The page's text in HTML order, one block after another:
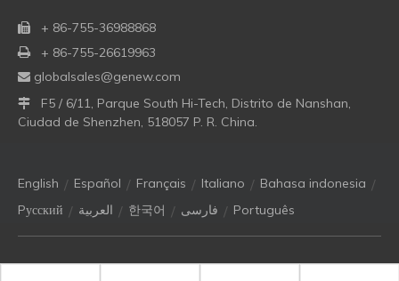
 + 86-755-36988868
 + 86-755-26619963
 globalsales@genew.com
 F5 / 6/11, Parque South Hi-Tech, Distrito de Nanshan,
Ciudad de Shenzhen, 518057 P. R. China.
English / Español / Français / Italiano / Bahasa indonesia /
Pусский / العربية / 한국어 / فارسی / Português
Copyright © 2021 Genew Technologies Co. Ltd. Todos los